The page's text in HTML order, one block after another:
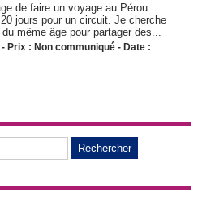
de faire un voyage au Pérou
jours pour un circuit. Je cherche
même âge pour partager des...
Prix : Non communiqué - Date :